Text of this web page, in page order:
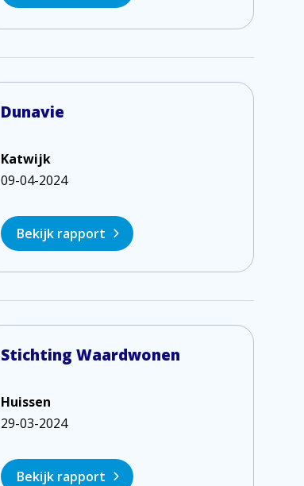
Dunavie
Katwijk
09-04-2024
Bekijk rapport
Stichting Waardwonen
Huissen
29-03-2024
Bekijk rapport